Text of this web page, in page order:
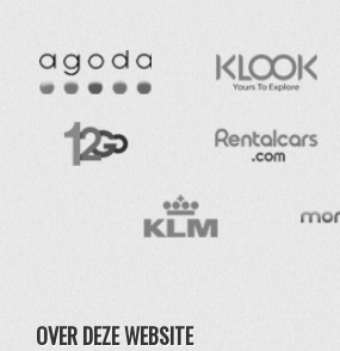
OVER DEZE WEBSITE